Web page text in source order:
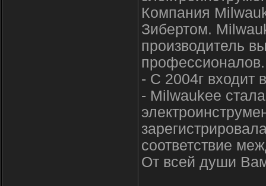
Компания
Зибертом.
производитель
профессионалов.
- С 2004г входит
- Milwaukee
соответствие
От всей души